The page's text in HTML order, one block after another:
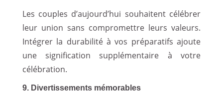
Les couples d’aujourd’hui souhaitent célébrer
leur union sans compromettre leurs valeurs.
Intégrer la durabilité à vos préparatifs ajoute
une signification supplémentaire à votre
célébration.
9. Divertissements mémorables